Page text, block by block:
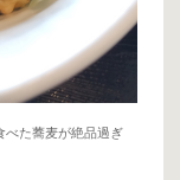
べた蕎麦が絶品過ぎ